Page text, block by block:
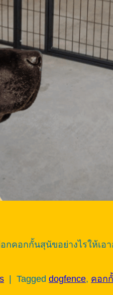
กคอกกั้นสุนัขอย่างไรให้เ
Tagged dogfence, คอก